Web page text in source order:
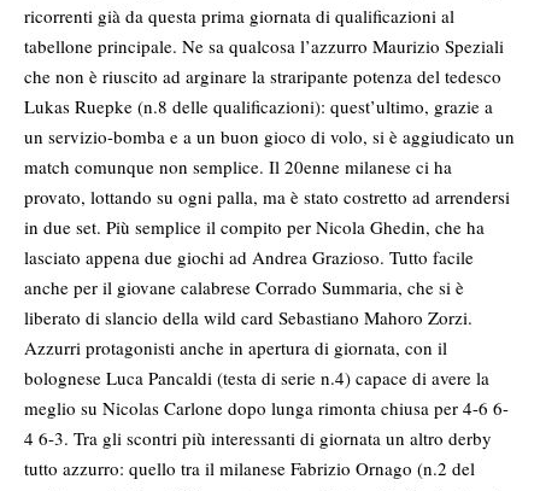
ricorrenti già da questa prima giornata di qualificazioni al
tabellone principale. Ne sa qualcosa l’azzurro Maurizio Speziali
che non è riuscito ad arginare la straripante potenza del tedesco
Lukas Ruepke (n.8 delle qualificazioni): quest’ultimo, grazie a
un servizio-bomba e a un buon gioco di volo, si è aggiudicato un
match comunque non semplice. Il 20enne milanese ci ha
provato, lottando su ogni palla, ma è stato costretto ad arrendersi
in due set. Più semplice il compito per Nicola Ghedin, che ha
lasciato appena due giochi ad Andrea Grazioso. Tutto facile
anche per il giovane calabrese Corrado Summaria, che si è
liberato di slancio della wild card Sebastiano Mahoro Zorzi.
Azzurri protagonisti anche in apertura di giornata, con il
bolognese Luca Pancaldi (testa di serie n.4) capace di avere la
meglio su Nicolas Carlone dopo lunga rimonta chiusa per 4-6 6-
4 6-3. Tra gli scontri più interessanti di giornata un altro derby
tutto azzurro: quello tra il milanese Fabrizio Ornago (n.2 del